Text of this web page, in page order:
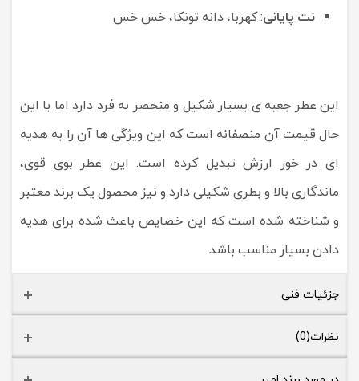
نت پایانی: کهربا، دانه تونکا، خس خس
این عطر جعبه ی بسیار شکیل و منحصر به فرد دارد اما با این
حال قیمت آن منصفانه است که این ویژگی ها آن را به هدیه
ای در خور ارزش تبدیل کرده است. این عطر بوی قوی،
ماندگاری بالا و بطری شکیلی دارد و نیز محصول یک برند معتبر
و شناخته شده است که این خصایص باعث شده برای هدیه
دادن بسیار مناسب باشد.
جزئیات فنی
نظرات(0)